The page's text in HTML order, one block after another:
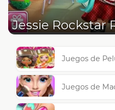
Jessie Rockstar
Juegos de
Juegos de